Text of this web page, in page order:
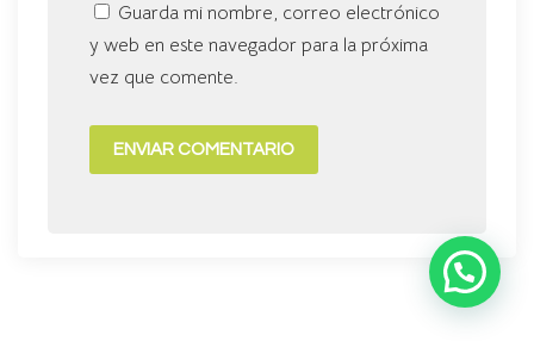
Guarda mi nombre, correo electrónico
y web en este navegador para la próxima
vez que comente.
ENVIAR COMENTARIO